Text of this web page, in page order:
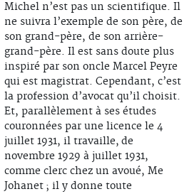
Michel n’est pas un scientifique. Il
ne suivra l’exemple de son père, de
son grand-père, de son arrière-
grand-père. Il est sans doute plus
inspiré par son oncle Marcel Peyre
qui est magistrat. Cependant, c’est
la profession d’avocat qu’il choisit.
Et, parallèlement à ses études
couronnées par une licence le 4
juillet 1931, il travaille, de
novembre 1929 à juillet 1931,
comme clerc chez un avoué, Me
Johanet ; il y donne toute